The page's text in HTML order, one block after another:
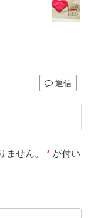
返信
ません。 * が付い